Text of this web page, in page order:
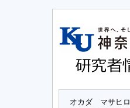
オカダ マサヒロ